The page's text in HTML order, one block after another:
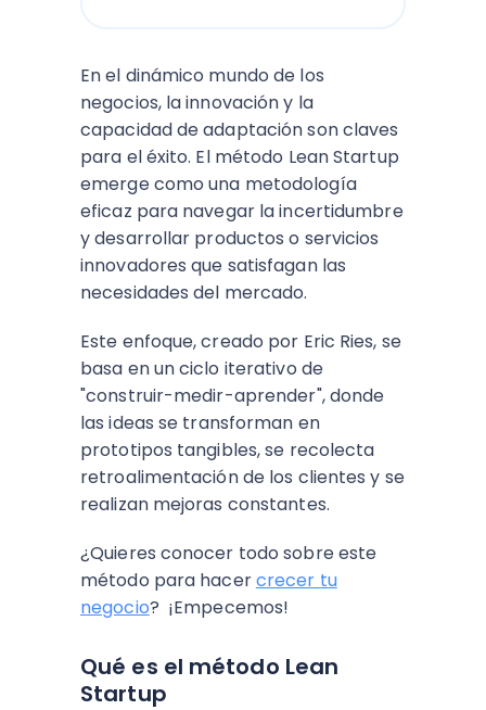
En el dinámico mundo de los
negocios, la innovación y la
capacidad de adaptación son claves
para el éxito. El método Lean Startup
emerge como una metodología
eficaz para navegar la incertidumbre
y desarrollar productos o servicios
innovadores que satisfagan las
necesidades del mercado.
Este enfoque, creado por Eric Ries, se
basa en un ciclo iterativo de
"construir-medir-aprender", donde
las ideas se transforman en
prototipos tangibles, se recolecta
retroalimentación de los clientes y se
realizan mejoras constantes.
¿Quieres conocer todo sobre este
método para hacercrecer tu
negocio? ¡Empecemos!
Qué es el método Lean
Startup